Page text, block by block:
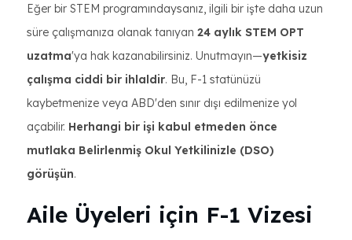
Eğer bir STEM programındaysanız, ilgili bir işte daha uzun
süre çalışmanıza olanak tanıyan 24 aylık STEM OPT
uzatma'ya hak kazanabilirsiniz. Unutmayın—yetkisiz
çalışma ciddi bir ihlaldir. Bu, F-1 statünüzü
kaybetmenize veya ABD'den sınır dışı edilmenize yol
açabilir. Herhangi bir işi kabul etmeden önce
mutlaka Belirlenmiş Okul Yetkilinizle (DSO)
görüşün.
Aile Üyeleri için F-1 Vizesi